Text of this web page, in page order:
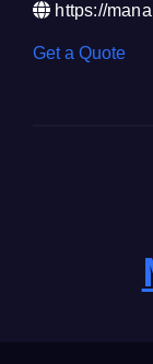
https://
Get a Quote